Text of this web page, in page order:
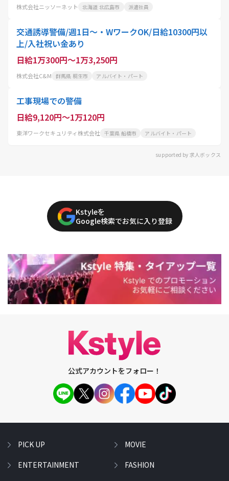
株式会社ニッソーネット 北海道 北広島市 派遣社員
交通誘導警備/週1日～・WワークOK/日給10300円以
上/入社祝い金あり
日給1万300円～1万3,250円
株式会社C&M 群馬県 桐生市 アルバイト・パート
工事現場での警備
日給9,120円～1万120円
東洋ワークセキュリティ株式会社 千葉県 船橋市 アルバイト・パート
supported by 求人ボックス
Kstyleを
Google検索でお気に入り登録
公式アカウントをフォロー！
PICK UP
ENTERTAINMENT
MOVIE
FASHION